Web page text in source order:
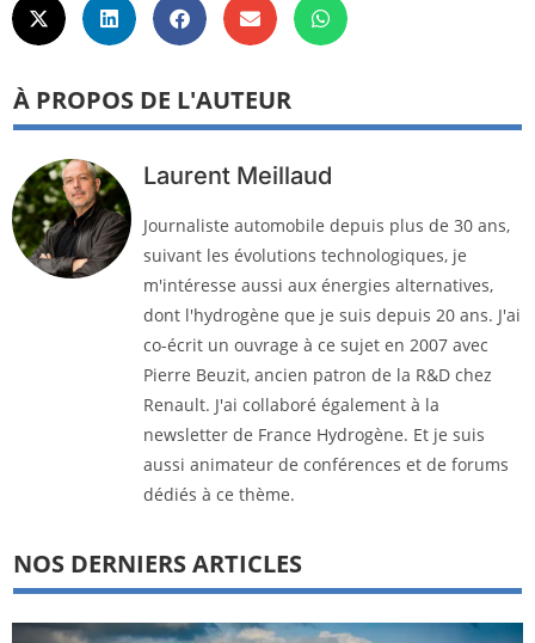
À PROPOS DE L'AUTEUR
Laurent Meillaud
Journaliste automobile depuis plus de 30 ans,
suivant les évolutions technologiques, je
m'intéresse aussi aux énergies alternatives,
dont l'hydrogène que je suis depuis 20 ans. J'ai
co-écrit un ouvrage à ce sujet en 2007 avec
Pierre Beuzit, ancien patron de la R&D chez
Renault. J'ai collaboré également à la
newsletter de France Hydrogène. Et je suis
aussi animateur de conférences et de forums
dédiés à ce thème.
NOS DERNIERS ARTICLES